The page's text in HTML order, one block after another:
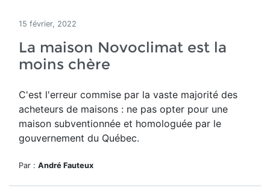
15 février, 2022
La maison Novoclimat est la
moins chère
C'est l'erreur commise par la vaste majorité des
acheteurs de maisons : ne pas opter pour une
maison subventionnée et homologuée par le
gouvernement du Québec.
Par : André Fauteux